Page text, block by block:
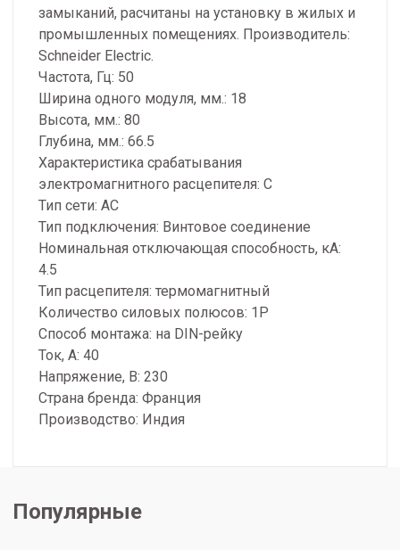
замыканий, расчитаны на установку в жилых и
промышленных помещениях. Производитель:
Schneider Electric.
Частота, Гц: 50
Ширина одного модуля, мм.: 18
Высота, мм.: 80
Глубина, мм.: 66.5
Характеристика срабатывания
электромагнитного расцепителя: C
Тип сети: AC
Тип подключения: Винтовое соединение
Номинальная отключающая способность, кA:
4.5
Тип расцепителя: термомагнитный
Количество силовых полюсов: 1P
Способ монтажа: на DIN-рейку
Ток, А: 40
Напряжение, В: 230
Страна бренда: Франция
Производство: Индия
Популярные